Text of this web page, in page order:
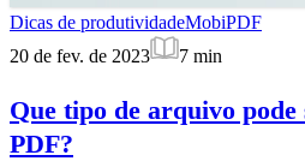
Dicas de produtividadeMobiPDF
20 de fev. de 2023
7 min
Que tipo de arquivo
PDF?